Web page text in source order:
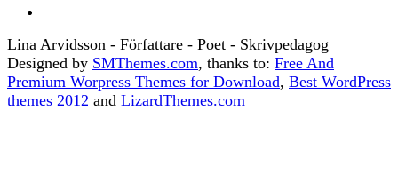
Lina Arvidsson - Författare - Poet - Skrivpedagog
Designed by SMThemes.com, thanks to: Free And
Premium Worpress Themes for Download, Best WordPress
themes 2012 and LizardThemes.com